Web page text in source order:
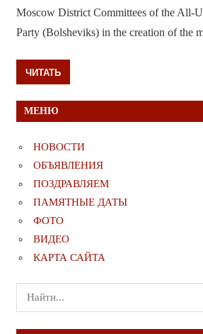
Moscow District Committees of the All-
Party (Bolsheviks) in the creation of the
ЧИТАТЬ
МЕНЮ
НОВОСТИ
ОБЪЯВЛЕНИЯ
ПОЗДРАВЛЯЕМ
ПАМЯТНЫЕ ДАТЫ
ФОТО
ВИДЕО
КАРТА САЙТА
Поиск
для: